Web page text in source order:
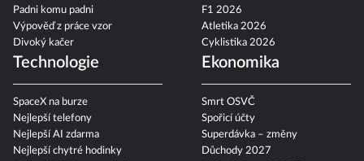
Padni komu padni
Výpověď z práce vzor
Divoký kačer
F1 2026
Atletika 2026
Cyklistika 2026
Technologie
SpaceX na burze
Nejlepší telefony
Nejlepší AI zdarma
Nejlepší chytré hodinky
Ekonomika
Smrt OSVČ
Spořicí účty
Superdávka – změny
Důchody 2027